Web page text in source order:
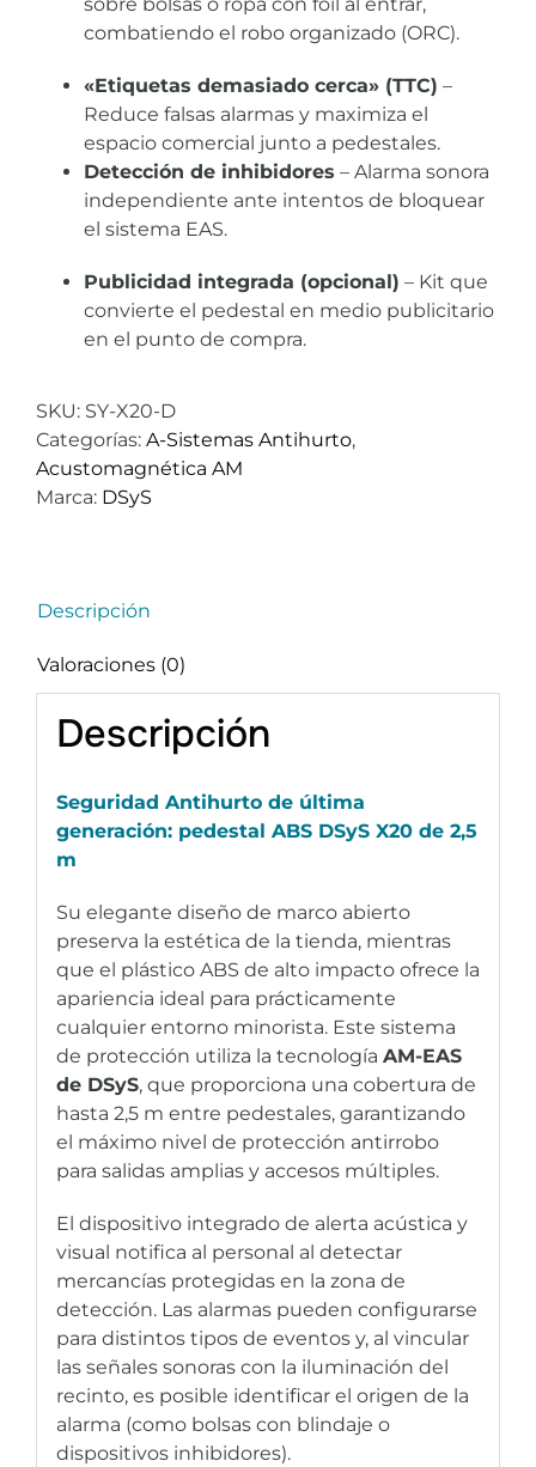
combatiendo el robo organizado (ORC).
«Etiquetas demasiado cerca» (TTC) –
Reduce falsas alarmas y maximiza el
espacio comercial junto a pedestales.
Detección de inhibidores – Alarma sonora
independiente ante intentos de bloquear
el sistema EAS.
Publicidad integrada (opcional) – Kit que
convierte el pedestal en medio publicitario
en el punto de compra.
SKU: SY-X20-D
Categorías: A-Sistemas Antihurto,
Acustomagnética AM
Marca: DSyS
Descripción
Valoraciones (0)
Descripción
Seguridad Antihurto de última
generación: pedestal ABS DSyS X20 de 2,5
m
Su elegante diseño de marco abierto
preserva la estética de la tienda, mientras
que el plástico ABS de alto impacto ofrece la
apariencia ideal para prácticamente
cualquier entorno minorista. Este sistema
de protección utiliza la tecnología AM-EAS
de DSyS, que proporciona una cobertura de
hasta 2,5 m entre pedestales, garantizando
el máximo nivel de protección antirrobo
para salidas amplias y accesos múltiples.
El dispositivo integrado de alerta acústica y
visual notifica al personal al detectar
mercancías protegidas en la zona de
detección. Las alarmas pueden configurarse
para distintos tipos de eventos y, al vincular
las señales sonoras con la iluminación del
recinto, es posible identificar el origen de la
alarma (como bolsas con blindaje o
dispositivos inhibidores).